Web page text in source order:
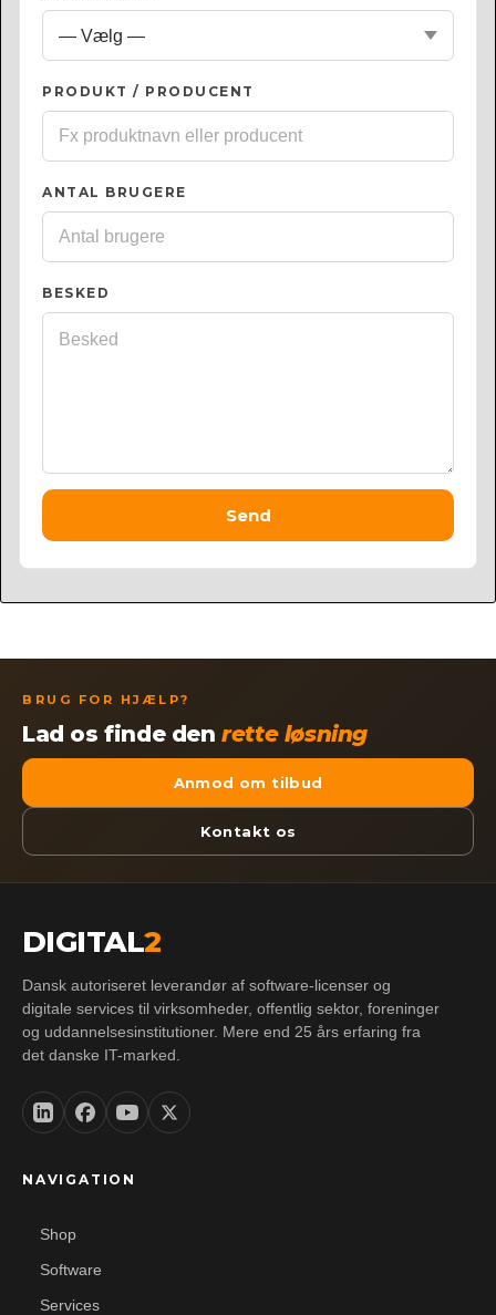
PRODUKT / PRODUCENT
ANTAL BRUGERE
BESKED
Send
BRUG FOR HJÆLP?
Lad os finde denrette løsning
Anmod om tilbud
Kontakt os
DIGITAL2
Dansk autoriseret leverandør af software-licenser og
digitale services til virksomheder, offentlig sektor, foreninger
og uddannelsesinstitutioner. Mere end 25 års erfaring fra
det danske IT-marked.
NAVIGATION
Shop
Software
Services